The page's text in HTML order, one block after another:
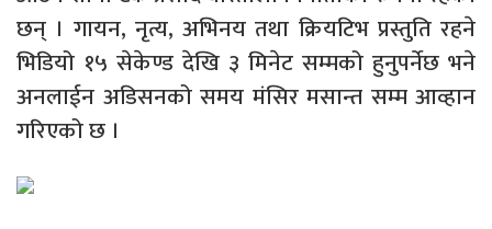
छन् । गायन, नृत्य, अभिनय तथा क्रियटिभ प्रस्तुति रहने
भिडियो १५ सेकेण्ड देखि ३ मिनेट सम्मको हुनुपर्नेछ भने
अनलाईन अडिसनको समय मंसिर मसान्त सम्म आव्हान
गरिएको छ ।